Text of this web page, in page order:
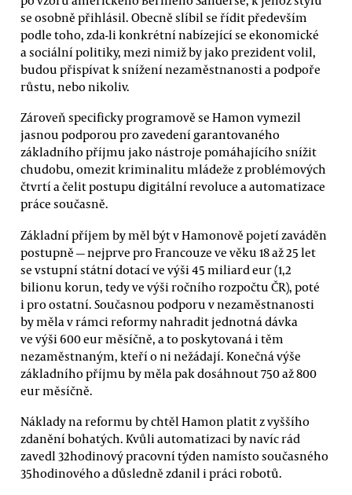
se osobně přihlásil. Obecně slíbil se řídit především
podle toho, zda-li konkrétní nabízející se ekonomické
a sociální politiky, mezi nimiž by jako prezident volil,
budou přispívat k snížení nezaměstnanosti a podpoře
růstu, nebo nikoliv.
Zároveň specificky programově se Hamon vymezil
jasnou podporou pro zavedení garantovaného
základního příjmu jako nástroje pomáhajícího snížit
chudobu, omezit kriminalitu mládeže z problémových
čtvrtí a čelit postupu digitální revoluce a automatizace
práce současně.
Základní příjem by měl být v Hamonově pojetí zaváděn
postupně — nejprve pro Francouze ve věku 18 až 25 let
se vstupní státní dotací ve výši 45 miliard eur (1,2
bilionu korun, tedy ve výši ročního rozpočtu ČR), poté
i pro ostatní. Současnou podporu v nezaměstnanosti
by měla v rámci reformy nahradit jednotná dávka
ve výši 600 eur měsíčně, a to poskytovaná i těm
nezaměstnaným, kteří o ni nežádají. Konečná výše
základního příjmu by měla pak dosáhnout 750 až 800
eur měsíčně.
Náklady na reformu by chtěl Hamon platit z vyššího
zdanění bohatých. Kvůli automatizaci by navíc rád
zavedl 32hodinový pracovní týden namísto současného
35hodinového a důsledně zdanil i práci robotů.